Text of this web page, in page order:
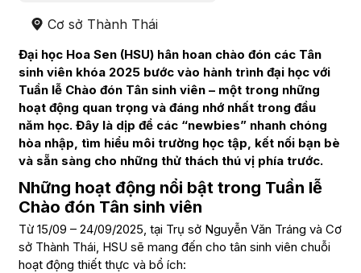
Cơ sở Thành Thái
Đại học Hoa Sen (HSU) hân hoan chào đón các Tân
sinh viên khóa 2025 bước vào hành trình đại học với
Tuần lễ Chào đón Tân sinh viên – một trong những
hoạt động quan trọng và đáng nhớ nhất trong đầu
năm học. Đây là dịp để các “newbies” nhanh chóng
hòa nhập, tìm hiểu môi trường học tập, kết nối bạn bè
và sẵn sàng cho những thử thách thú vị phía trước.
Những hoạt động nổi bật trong Tuần lễ
Chào đón Tân sinh viên
Từ 15/09 – 24/09/2025, tại Trụ sở Nguyễn Văn Tráng và Cơ
sở Thành Thái, HSU sẽ mang đến cho tân sinh viên chuỗi
hoạt động thiết thực và bổ ích: